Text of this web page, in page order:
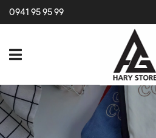
0941 95 95 99